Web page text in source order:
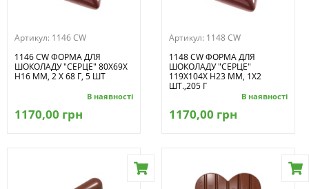
Артикул: 1146 CW
1146 CW ФОРМА ДЛЯ
ШОКОЛАДУ "СЕРЦЕ" 80X69X
H16 ММ, 2 X 68 Г, 5 ШТ
В наявності
1170,00 грн
Артикул: 1148 CW
1148 CW ФОРМА ДЛЯ
ШОКОЛАДУ "СЕРЦЕ"
119X104X H23 ММ, 1Х2
ШТ.,205 Г
В наявності
1170,00 грн